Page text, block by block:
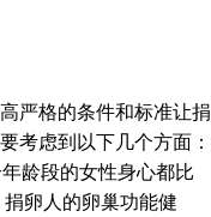
严格的条件和标准让捐
考虑到以下几个方面：
龄段的女性身心都比
卵人的卵巢功能健